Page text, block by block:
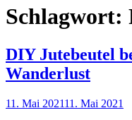
Schlagwort:
DIY Jutebeutel
Wanderlust
11. Mai 202111. Mai 2021